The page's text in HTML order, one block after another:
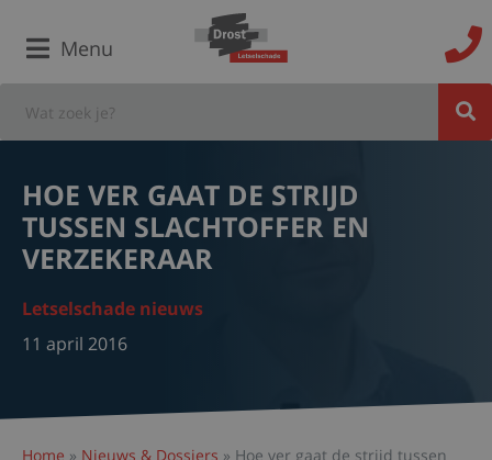
Menu
HOE VER GAAT DE STRIJD
TUSSEN SLACHTOFFER EN
VERZEKERAAR
Letselschade nieuws
11 april 2016
Home » Nieuws & Dossiers » Hoe ver gaat de strijd tussen